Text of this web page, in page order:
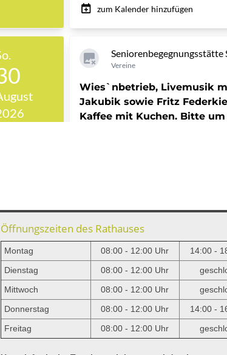
Öffnungszeiten des Rathauses
Montag 08:00 - 12:00 Uhr
14:00 -
Dienstag
08:00 - 12:00 Uhr
Mittwoch
08:00 - 12:00 Uhr
Donnerstag
08:00 - 12:00 Uhr
14:00 -
Freitag
08:00 - 12:00 Uhr